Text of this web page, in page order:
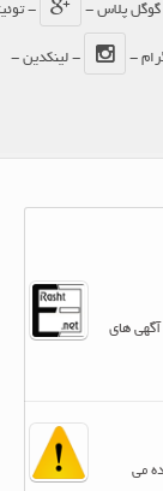
پلاس - - توئیتر
- - لینکدین -
های